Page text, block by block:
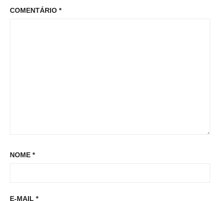
o:o
COMENTÁRIO *
NOME *
E-MAIL *